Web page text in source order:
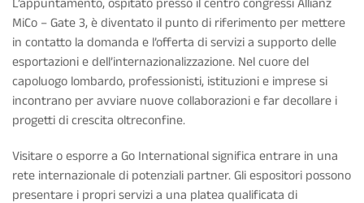
L’appuntamento, ospitato presso il centro congressi Allianz
MiCo – Gate 3, è diventato il punto di riferimento per mettere
in contatto la domanda e l’offerta di servizi a supporto delle
esportazioni e dell’internazionalizzazione. Nel cuore del
capoluogo lombardo, professionisti, istituzioni e imprese si
incontrano per avviare nuove collaborazioni e far decollare i
progetti di crescita oltreconfine.
Visitare o esporre a Go International significa entrare in una
rete internazionale di potenziali partner. Gli espositori possono
presentare i propri servizi a una platea qualificata di